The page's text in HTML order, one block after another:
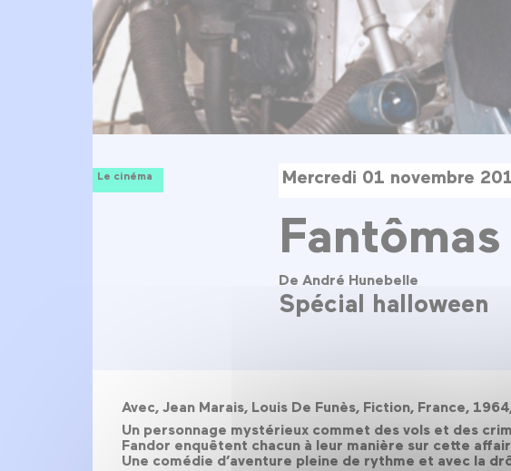
Le cinéma Mercredi 01 novembre
Fantômas
De André Hunebelle
Spécial halloween
Avec, Jean Marais, Louis De Funès, Fiction, France,
Un personnage mystérieux commet des vols et des
Fandor enquêtent chacun à leur manière sur cette
Une comédie d’aventure pleine de rythme et avec la